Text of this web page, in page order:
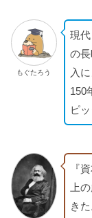
もぐたろう
現
の
入
150
ピ
『
上
き